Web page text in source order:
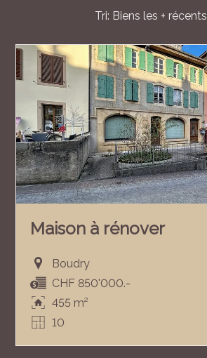
Tri: Biens les + récents
Maison à rénover
Boudry
CHF 850'000.-
455 m²
10